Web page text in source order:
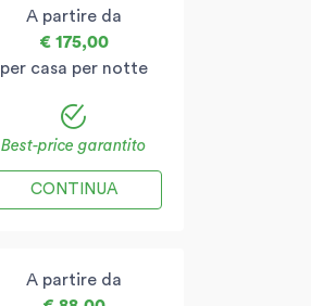
A partire da
€ 175,00
per casa per notte
Best-price garantito
CONTINUA
A partire da